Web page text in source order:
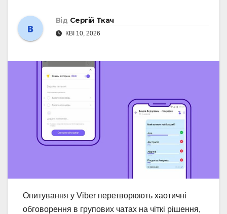
Від Сергій Ткач
КВІ 10, 2026
Опитування у Viber перетворюють хаотичні
обговорення в групових чатах на чіткі рішення,